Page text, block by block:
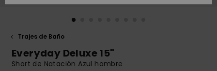
conversación
Trajes de Baño
Everyday Deluxe 15"
Short de Natación Azul hombre